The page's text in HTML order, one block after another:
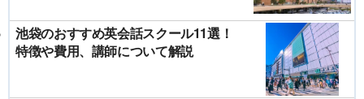
池袋のおすすめ英会話スクール11選！
特徴や費用、講師について解説